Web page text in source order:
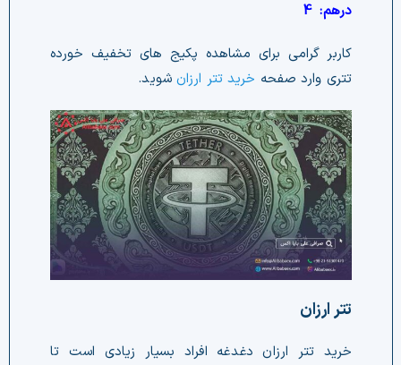
درهم: 4
کاربر گرامی برای مشاهده پکیج های تخفیف خورده
تتری وارد صفحه خرید تتر ارزان شوید.
تتر ارزان
خرید تتر ارزان دغدغه افراد بسیار زیادی است تا